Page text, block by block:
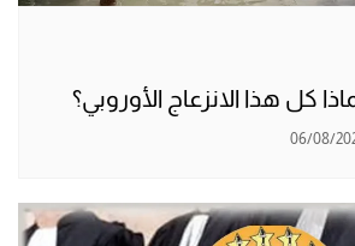
كل هذا الانزعاج الأوروبي؟
06/08/